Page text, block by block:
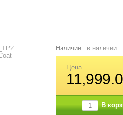
Наличие : в наличии
Цена
В